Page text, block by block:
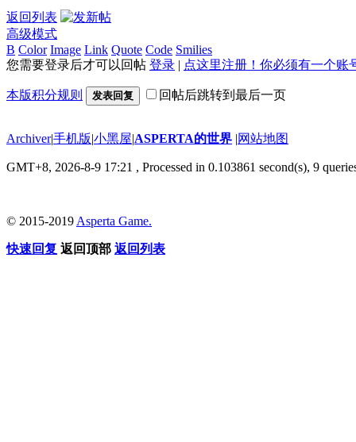
返回列表
高级模式
B Color Image Link Quote Code Smilies
您需要登录后才可以回帖 登录 | 点这里注册！你必须有一个账
本版积分规则 发表回复 回帖后跳转到最后一页
Archiver|手机版|小黑屋|ASPERTA的世界 |网站地图
GMT+8, 2026-8-9 17:21 , Processed in 0.103861 second(s), 9
© 2015-2019 Asperta Game.
快速回复 返回顶部 返回列表